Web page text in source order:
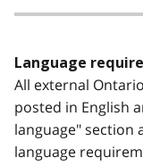
Language
All external
posted in English
language" section
language